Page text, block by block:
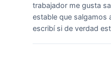
trabajador me gusta
estable que salgamos
escribí si de verdad